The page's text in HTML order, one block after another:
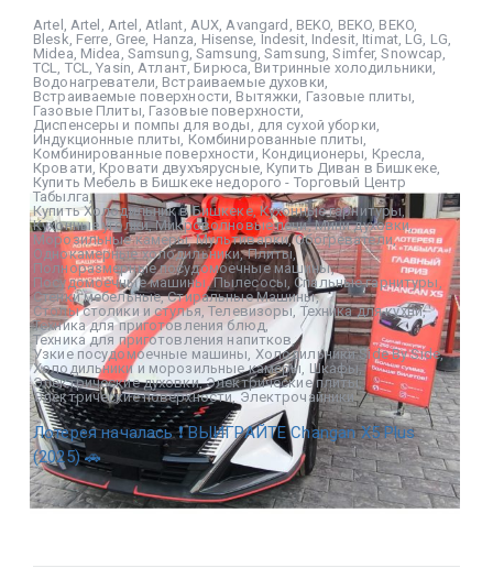
Artel Artel Artel Atlant AUX Avangard BEKO BEKO BEKO,
Blesk Ferre Gree Hanza Hisense Indesit, Indesit, Itimat, LG LG
Midea Midea Samsung ,Samsung ,Samsung ,Simfer,Snowcap
TCL
TCL ,Yasin Атлант ,Бирюса ,Витринные холодильники ,
Водонагреватели Встраиваемые духовки
Встраиваемые поверхности Вытяжки Газовые плиты
Газовые Плиты Газовые поверхности
Диспенсеры и помпы для воды
для сухой уборки
Индукционные плиты Комбинированные плиты
Комбинированные поверхности Кондиционеры Кресла
Кровати, Кровати двухъярусные, Купить Диван в Бишкеке,
Купить Мебель в Бишкеке недорого - Торговый Центр
Табылга,
Купить Холодильник в Бишкеке,Кухонные гарнитуры,
Кухонные уголки,Микроволновые печи,Мини духовки,
Морозильные камеры,Мультиварки,Обогреватели,
Однокамерные холодильники,Плиты,
Полноразмерные посудомоечные машины,
Посудомоечные машины ,Пылесосы Спальные гарнитуры
Стенки мебельные,Стиральные Машины,
Столы столики и стулья ,Телевизоры,Техника для кухни,
Техника для приготовления блюд ,
Техника для приготовления напитков ,
Узкие посудомоечные машины Холодильники Side By Side,
Холодильники и морозильные камеры Шкафы,
Электрические духовки,Электрические плиты,
Электрические поверхности,Электрочайники
Лотерея началась ❗ ВЫИГРАЙТЕ Changan X5 Plus
(2025) 🚗